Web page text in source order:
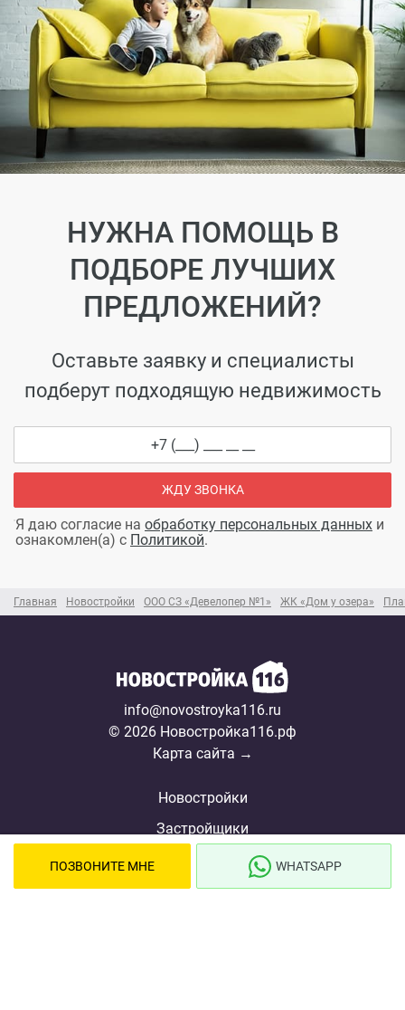
Главная Новостройки ООО СЗ «Девелопер №1» ЖК «Дом у озера»
НУЖНА ПОМОЩЬ В
ПОДБОРЕ ЛУЧШИХ
ПРЕДЛОЖЕНИЙ?
Оставьте заявку и специалисты
подберут подходящую недвижимость
ЖДУ ЗВОНКА
Я даю согласие на обработку персональных данных и
ознакомлен(а) с Политикой.
info@novostroyka116.ru
© 2026 Новостройка116.рф
Карта сайта →
Новостройки
Застройщики
Ипотечный калькулятор
ПОЗВОНИТЕ МНЕ WHATSAPP